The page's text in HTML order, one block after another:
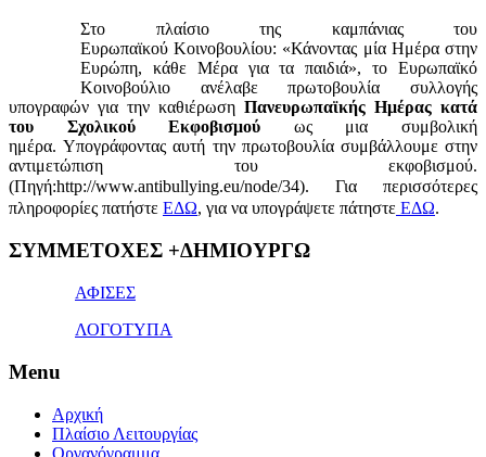
Στο πλαίσιο της καμπάνιας του
Ευρωπαϊκού Κοινοβουλίου: «Κάνοντας μία Ημέρα στην
Ευρώπη, κάθε Μέρα για τα παιδιά», το Ευρωπαϊκό
Κοινοβούλιο ανέλαβε πρωτοβουλία συλλογής
υπογραφών για την καθιέρωση Πανευρωπαϊκής Ημέρας κατά
του Σχολικού Εκφοβισμού ως μια συμβολική
ημέρα. Υπογράφοντας αυτή την πρωτοβουλία συμβάλλουμε στην
αντιμετώπιση του εκφοβισμού.
(Πηγή:http://www.antibullying.eu/node/34). Για περισσότερες
πληροφορίες πατήστε ΕΔΩ, για να υπογράψετε πάτηστε ΕΔΩ.
1x
ΣΥΜΜΕΤΟΧΕΣ +ΔΗΜΙΟΥΡΓΩ
ΑΦΙΣΕΣ
ΛΟΓΟΤΥΠΑ
Menu
Αρχική
Πλαίσιο Λειτουργίας
Οργανόγραμμα